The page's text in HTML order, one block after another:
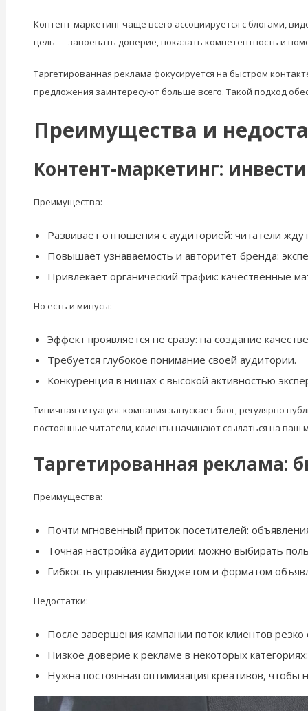
Контент-маркетинг чаще всего ассоциируется с блогами,
цель — завоевать доверие, показать компетентность и
Таргетированная реклама фокусируется на быстром
предложения заинтересуют больше всего. Такой подход
Преимущества и
Контент-маркетинг:
Преимущества:
Развивает отношения с аудиторией: читатели
Повышает узнаваемость и авторитет бренда:
Привлекает органический трафик: качественные
Но есть и минусы:
Эффект проявляется не сразу: на создание
Требуется глубокое понимание своей аудитории.
Конкуренция в нишах с высокой активностью
Типичная ситуация: компания запускает блог, регулярно
постоянные читатели, клиенты начинают ссылаться на ваш
Таргетированная реклама:
Преимущества:
Почти мгновенный приток посетителей:
Точная настройка аудитории: можно выбирать
Гибкость управления бюджетом и форматом
Недостатки:
После завершения кампании поток клиентов резко
Низкое доверие к рекламе в некоторых
Нужна постоянная оптимизация креативов, чтобы